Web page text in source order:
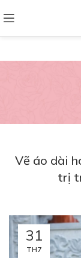
Vẽ áo dài
trị
31
TH7